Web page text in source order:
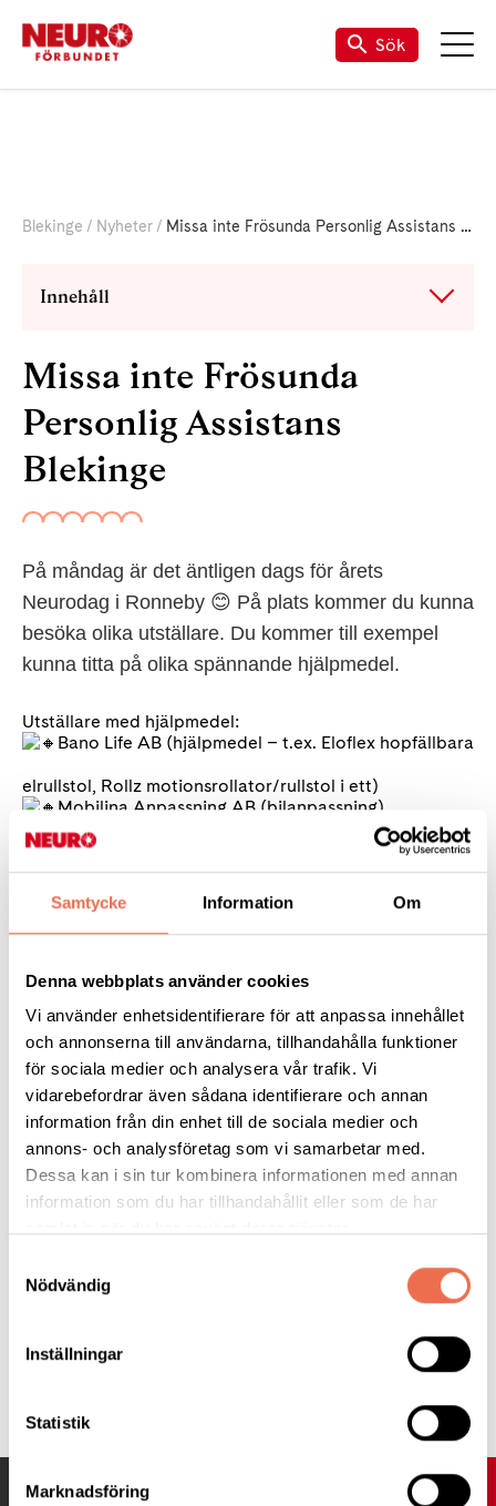
Samtycke Information Om
Denna webbplats använder cookies
Vi använder enhetsidentifierare för att anpassa innehållet
och annonserna till användarna, tillhandahålla funktioner
för sociala medier och analysera vår trafik. Vi
vidarebefordrar även sådana identifierare och annan
information från din enhet till de sociala medier och
annons- och analysföretag som vi samarbetar med.
Dessa kan i sin tur kombinera informationen med annan
information som du har tillhandahållit eller som de har
Nödvändig
Inställningar
Statistik
Marknadsföring
Om Neuro Blekinge
Sök
Blekinge Nyheter Missa inte Frösunda Personlig Assistans Blekinge
Innehåll
Missa inte Frösunda
Personlig Assistans
Blekinge
På måndag är det äntligen dags för årets
Neurodag i Ronneby 😊 På plats kommer du kunna
besöka olika utställare. Du kommer till exempel
kunna titta på olika spännande hjälpmedel.
Utställare med hjälpmedel:
Bano Life AB (hjälpmedel – t.ex. Eloflex hopfällbara
elrullstol, Rollz motionsrollator/rullstol i ett)
Mobilina Anpassning AB (bilanpassning)
https://www.mobilina.se/
Tendo AB (griphandske)
https://www.tendoforpeople.se/
LESO (griphjälpmedel)https://www.leso.se/
WMU Rehab Partner (Anpassade träningsredskap
samt Treax Pads)
Varmt välkommen!
Mobilina
Mobilina - Vägen till frihet
UPP